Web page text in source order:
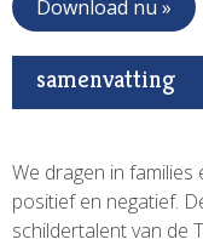
Download nu »
samenvatting
We dragen in
positief en negatief.
schildertalent van de